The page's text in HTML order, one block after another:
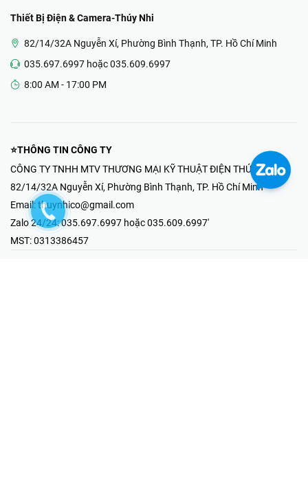
Thiết Bị Điện & Camera-Thúy Nhi
82/14/32A Nguyễn Xí, Phường Bình Thạnh, TP. Hồ Chí Minh
035.697.6997 hoặc 035.609.6997
8:00 AM - 17:00 PM
⭐THÔNG TIN CÔNG TY
CÔNG TY TNHH MTV THƯƠNG MẠI KỸ THUẬT ĐIỆN THÚY NHI
82/14/32A Nguyễn Xí, Phường Bình Thạnh, TP. Hồ Chí Minh
Email: thuynhico@gmail.com
Zalo 24/24:035.697.6997 hoặc 035.609.6997'
MST:0313386457